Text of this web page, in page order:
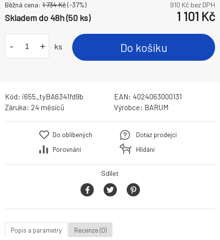
Běžná cena: 1 734Kč(-37%) 910 Kč bez DPH
Skladem do 48h (50 ks) 1 101 Kč
- + ks Do košíku
Kód: i655_tyBA6341fd9b EAN: 4024063000131
Záruka: 24 měsíců Výrobce: BARUM
Do oblíbených
Porovnání
Dotaz prodejci
Hlídání
Sdílet
Popis a parametry Recenze (0)